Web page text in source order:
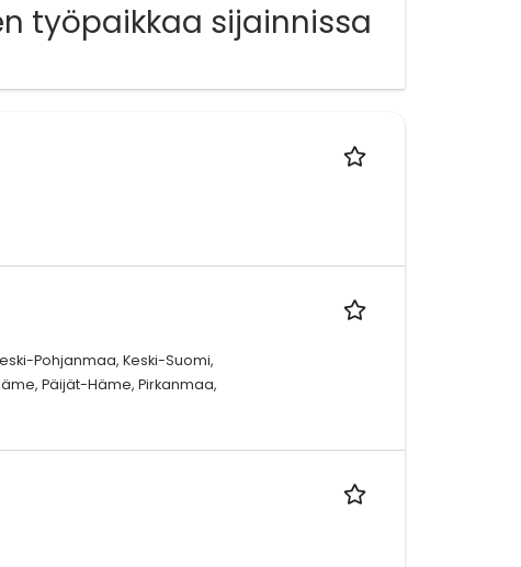
työpaikkaa sijainnissa
Pohjanmaa, Keski-Suomi,
Päijät-Häme, Pirkanmaa,